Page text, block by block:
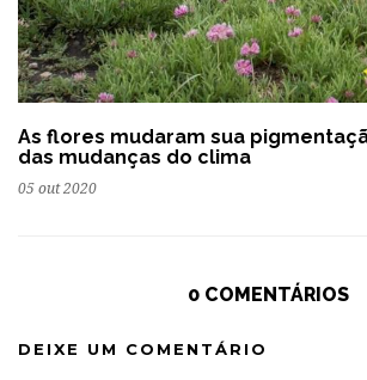
As flores mudaram sua
das mudanças do clima
05 out 2020
0 COMENTÁRIOS
DEIXE UM COMENTÁRIO